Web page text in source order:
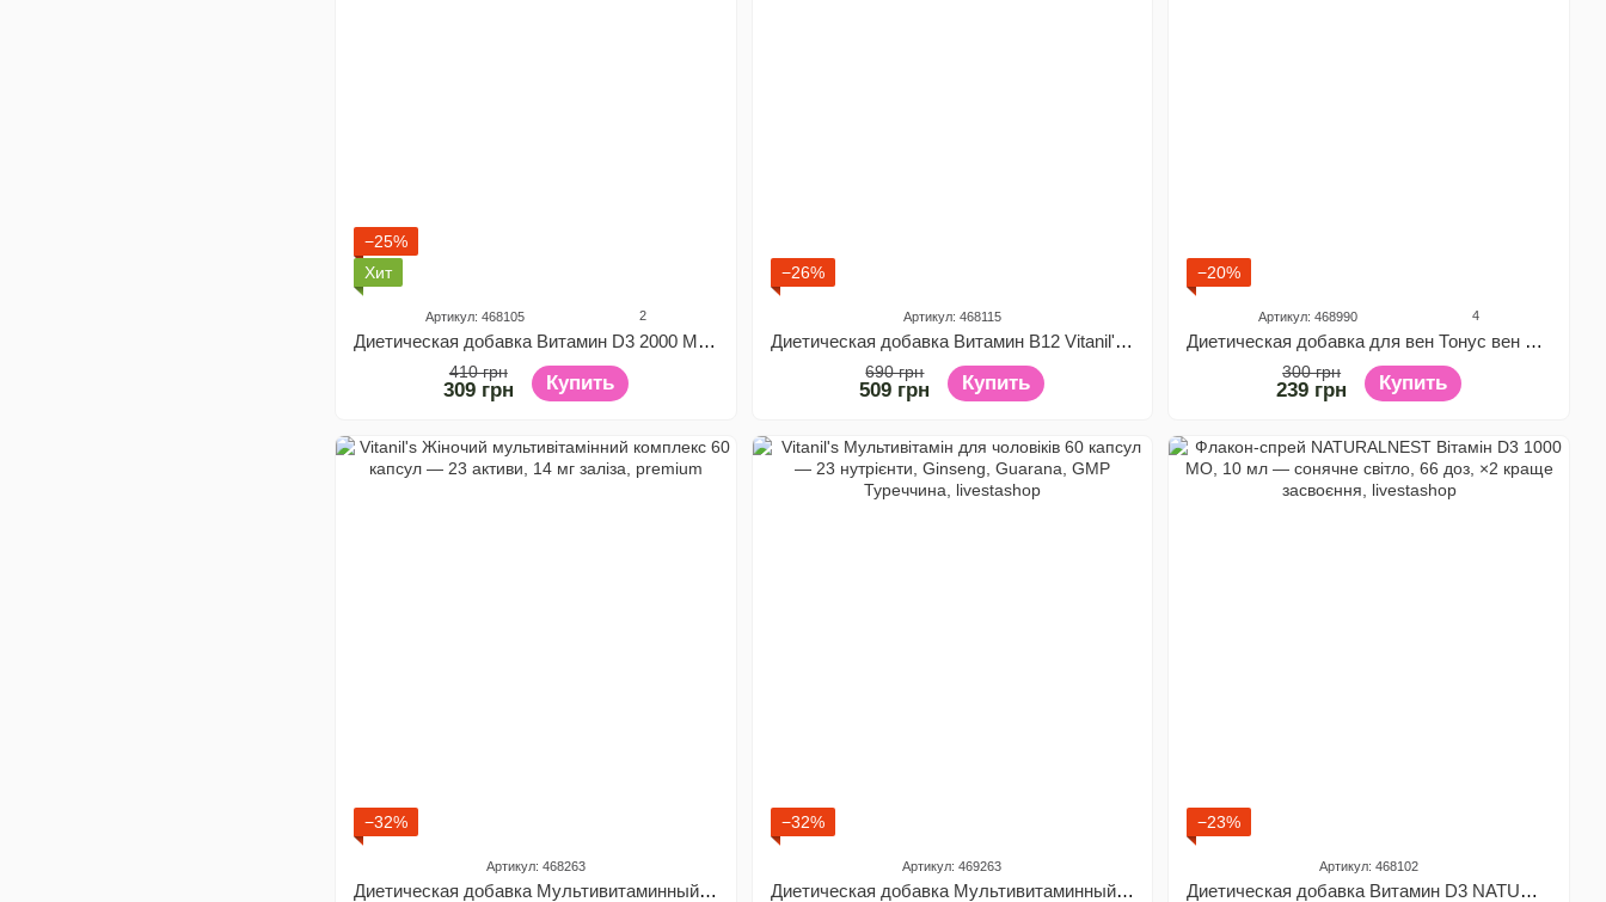
−25%
Хит
Артикул: 468105 2
Диетическая добавка Витамин D3 2000 MAX Langsteiner, 60 капсул
410 грн
309 грн Купить
−26%
Артикул: 468115
Диетическая добавка Витамин В12 Vitanil's, 60 таблеток
690 грн
509 грн Купить
−20%
Артикул: 468990 4
Диетическая добавка для вен Тонус вен LIVESTA, 60 таблеток
300 грн
239 грн Купить
−32%
Артикул: 468263
Диетическая добавка Мультивитаминный комплекс для женщин Vitanil's, 60 капсул
−32%
Артикул: 469263
Диетическая добавка Мультивитаминный комплекс для мужчин Vitanil's, 60 капсул
−23%
Артикул: 468102
Диетическая добавка Витамин D3 NATURALNEST 1000 UI в спрее, 10 мл